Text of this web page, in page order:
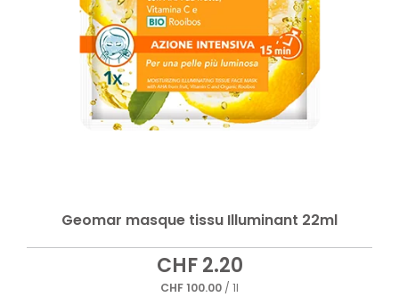
Geomar masque tissu Illuminant 22ml
CHF2.20
CHF100.00 / 1l